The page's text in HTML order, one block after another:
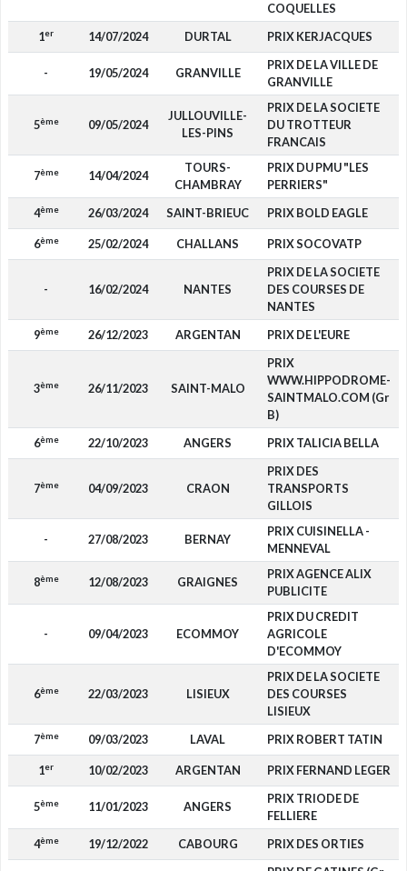
COQUELLES
1er 14/07/2024 DURTAL PRIX KERJACQUES
- 19/05/2024 GRANVILLE
PRIX DE LA VILLE DE
GRANVILLE
5ème 09/05/2024
JULLOUVILLE-
LES-PINS
PRIX DE LA SOCIETE
DU TROTTEUR
FRANCAIS
7ème 14/04/2024
TOURS-
CHAMBRAY
PRIX DU PMU "LES
PERRIERS"
4ème 26/03/2024 SAINT-BRIEUC PRIX BOLD EAGLE
6ème 25/02/2024 CHALLANS PRIX SOCOVATP
- 16/02/2024 NANTES
PRIX DE LA SOCIETE
DES COURSES DE
NANTES
9ème 26/12/2023 ARGENTAN PRIX DE L'EURE
3ème 26/11/2023 SAINT-MALO
PRIX
WWW.HIPPODROME-
SAINTMALO.COM (Gr
B)
6ème 22/10/2023 ANGERS PRIX TALICIA BELLA
7ème 04/09/2023 CRAON
PRIX DES
TRANSPORTS
GILLOIS
- 27/08/2023 BERNAY
PRIX CUISINELLA -
MENNEVAL
8ème 12/08/2023 GRAIGNES
PRIX AGENCE ALIX
PUBLICITE
- 09/04/2023 ECOMMOY
PRIX DU CREDIT
AGRICOLE
D'ECOMMOY
6ème 22/03/2023 LISIEUX
PRIX DE LA SOCIETE
DES COURSES
LISIEUX
7ème 09/03/2023 LAVAL PRIX ROBERT TATIN
1er 10/02/2023 ARGENTAN PRIX FERNAND LEGER
5ème 11/01/2023 ANGERS
PRIX TRIODE DE
FELLIERE
4ème 19/12/2022 CABOURG PRIX DES ORTIES